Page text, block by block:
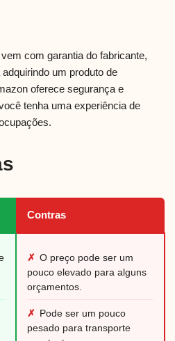
com garantia do fabricante,
um produto de
oferece segurança e
tenha uma experiência de
Contras
✗ O preço pode ser um
pouco elevado para alguns
orçamentos.
✗ Pode ser um pouco
pesado para transporte